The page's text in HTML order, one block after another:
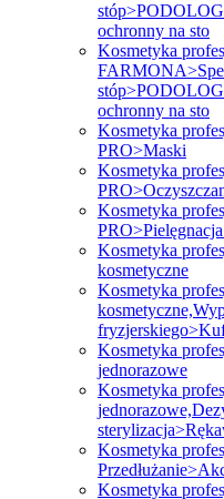
ochronny na sto
Kosmetyka
ochronny na sto
Kosmetyka
PRO>Maski
Kosmetyka
Kosmetyka
Kosmetyka
kosmetyczne
Kosmetyka
Kosmetyka
jednorazowe
Kosmetyka
Kosmetyka
Kosmetyka